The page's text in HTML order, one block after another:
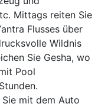
Mittags reiten Sie
Flusses über
Wildnis
Sie Gesha, wo
Pool
mit dem Auto